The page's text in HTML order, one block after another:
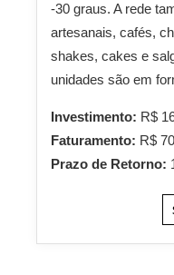
-30 graus. A rede
artesanais, cafés,
shakes, cakes e
unidades são em
Investimento: R$
Faturamento: R$
Prazo de Retorno: